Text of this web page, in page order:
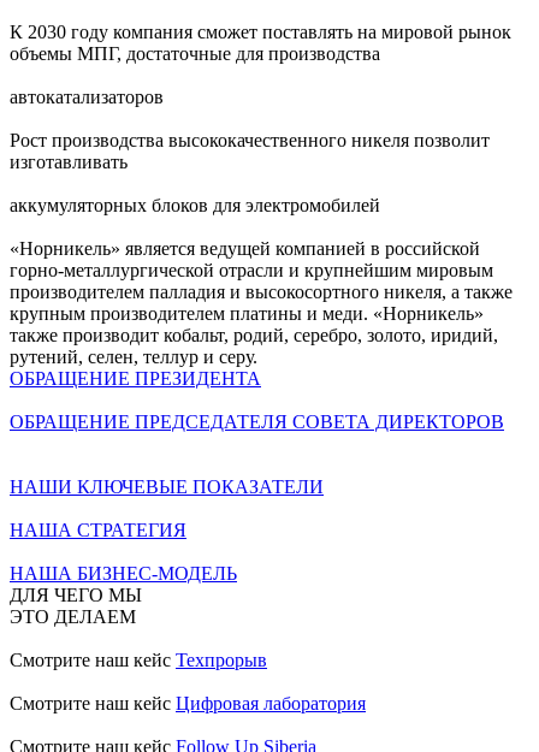
К 2030 году компания сможет поставлять на мировой рынок
объемы МПГ, достаточные для производства
автокатализаторов
Рост производства высококачественного никеля позволит
изготавливать
аккумуляторных блоков для электромобилей
«Норникель» является ведущей компанией в российской
горно-металлургической отрасли и крупнейшим мировым
производителем палладия и высокосортного никеля, а также
крупным производителем платины и меди. «Норникель»
также производит кобальт, родий, серебро, золото, иридий,
рутений, селен, теллур и серу.
ОБРАЩЕНИЕ ПРЕЗИДЕНТА
ОБРАЩЕНИЕ ПРЕДСЕДАТЕЛЯ СОВЕТА ДИРЕКТОРОВ
НАШИ КЛЮЧЕВЫЕ ПОКАЗАТЕЛИ
НАША СТРАТЕГИЯ
НАША БИЗНЕС-МОДЕЛЬ
ДЛЯ ЧЕГО МЫ
ЭТО ДЕЛАЕМ
Смотрите наш кейс Техпрорыв
Смотрите наш кейс Цифровая лаборатория
Смотрите наш кейс Follow Up Siberia